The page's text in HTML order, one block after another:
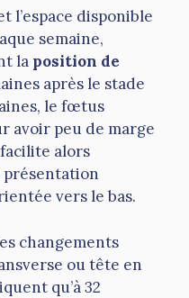
l’espace disponible
semaine,
la position de
après le stade
le fœtus
avoir peu de marge
alors
vers le bas.
changements
ou tête en
qu’à 32